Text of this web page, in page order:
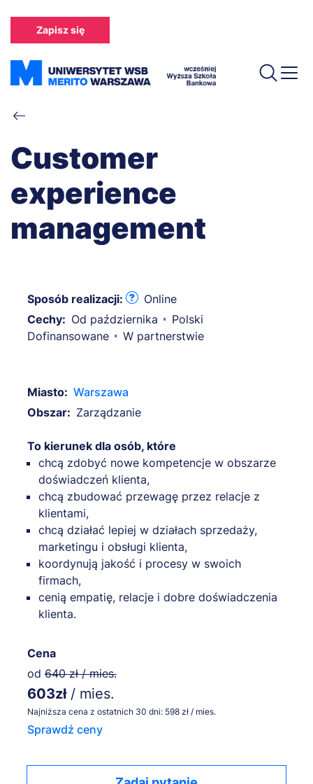
treści
Zapisz się
Ścieżka
nawigacyjna
Customer
experience
management
Sposób realizacji:
Online
Cechy: Od października
Polski
Dofinansowane
W partnerstwie
Miasto: Warszawa
Obszar: Zarządzanie
To kierunek dla osób, które
chcą zdobyć nowe kompetencje w obszarze
doświadczeń klienta,
chcą zbudować przewagę przez relacje z
klientami,
chcą działać lepiej w działach sprzedaży,
marketingu i obsługi klienta,
koordynują jakość i procesy w swoich
firmach,
cenią empatię, relacje i dobre doświadczenia
klienta.
Cena
od 640 zł / mies.
603zł / mies.
Najniższa cena z ostatnich 30 dni: 598 zł / mies.
Sprawdź ceny